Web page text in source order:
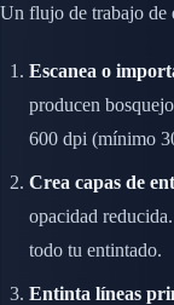
Un flujo de trabajo de
Escanea o
producen
600 dpi (mínimo
Crea capas de
opacidad
todo tu entintado.
Entinta líneas